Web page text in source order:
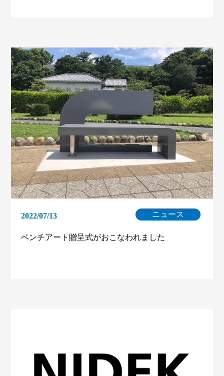
2022/07/13 ニュース
ベンチアート贈呈式がおこなわれました